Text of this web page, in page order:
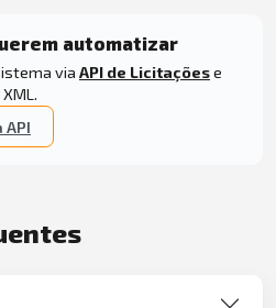
automatizar
via API de Licitaçõese
API